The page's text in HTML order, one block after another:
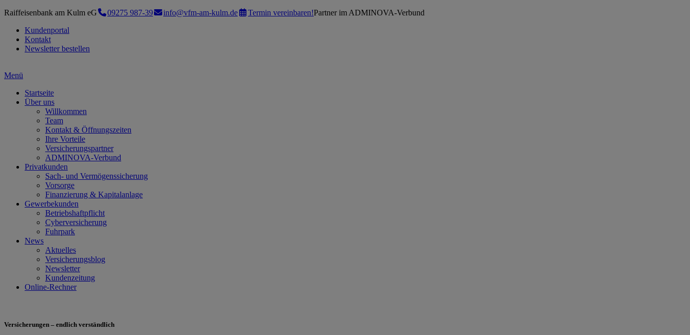
Raiffeisenbank am Kulm eG 09275 987-39 info@vfm-am-kulm.de Termin vereinbaren!Partner im ADMINOVA-Verbund
Kundenportal
Kontakt
Newsletter bestellen
Menü
Startseite
Über uns
Willkommen
Team
Kontakt & Öffnungszeiten
Ihre Vorteile
Versicherungspartner
ADMINOVA-Verbund
Privatkunden
Sach- und Vermögenssicherung
Vorsorge
Finanzierung & Kapitalanlage
Gewerbekunden
Betriebshaftpflicht
Cyberversicherung
Fuhrpark
News
Aktuelles
Versicherungsblog
Newsletter
Kundenzeitung
Online-Rechner
Versicherungen – endlich verständlich